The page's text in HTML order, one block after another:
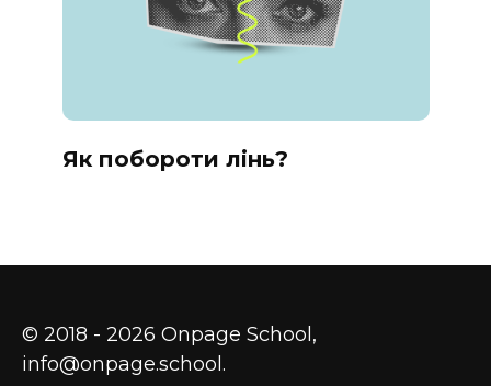
Як побороти лінь?
© 2018 - 2026 Onpage School,
info@onpage.school.